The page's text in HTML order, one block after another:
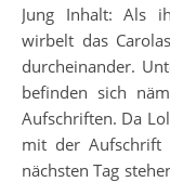
Jung Inhalt: Als
wirbelt das
durcheinander.
befinden sich
Aufschriften. Da
mit der Aufschrift
nächsten Tag